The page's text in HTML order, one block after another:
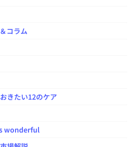
コラム
きたい12のケア
wonderful